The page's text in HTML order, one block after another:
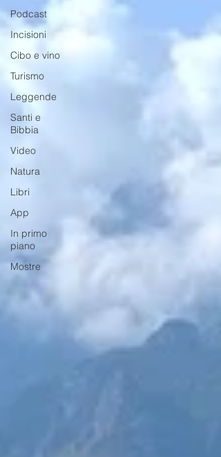
Podcast
Incisioni
Cibo e vino
Turismo
Leggende
Santi e
Bibbia
Video
Natura
Libri
App
In primo
piano
Mostre